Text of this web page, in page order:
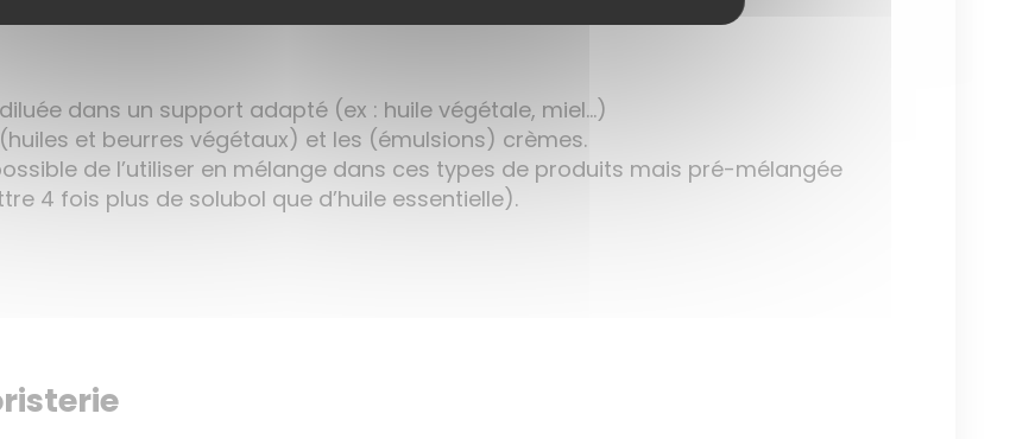
diluée dans un support adapté (ex : huile végétale, miel…)
et beurres végétaux) et les (émulsions) crèmes.
de l’utiliser en mélange dans ces types de produits mais pré-mélangée
4 fois plus de solubol que d’huile essentielle).